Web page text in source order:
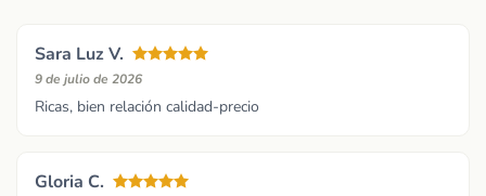
Sara Luz V.
9 de julio de 2026
Ricas, bien relación calidad-precio
Gloria C.